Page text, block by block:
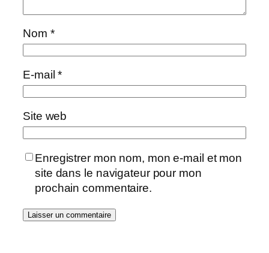
Nom *
E-mail*
Site web
Enregistrer mon nom, mon e-mail et mon
site dans le navigateur pour mon
prochain commentaire.